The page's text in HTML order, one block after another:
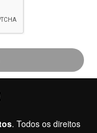
. Todos os direitos